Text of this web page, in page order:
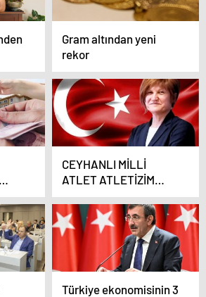
Gram altından yeni
rekor
CEYHANLI MİLLİ
ATLET ATLETİZİM
FEDERSYON
BAŞKANLIĞINA ADAY
OLDUĞUNU AÇIKLADI
Türkiye ekonomisinin 3